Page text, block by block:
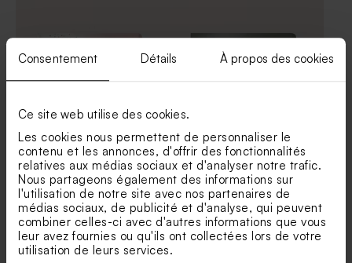
Consentement Détails À propos des cookies
Ce site web utilise des cookies.
Les cookies nous permettent de personnaliser le
contenu et les annonces, d'offrir des fonctionnalités
relatives aux médias sociaux et d'analyser notre trafic.
Nous partageons également des informations sur
l'utilisation de notre site avec nos partenaires de
médias sociaux, de publicité et d'analyse, qui peuvent
combiner celles-ci avec d'autres informations que vous
leur avez fournies ou qu'ils ont collectées lors de votre
utilisation de leurs services.
Tube à bulles communion
Dragées communion
amande – blanches
brillantes - 1kg
Sticker tube à bulles
communion aquarelle rose
gold
Sticker tube à bulle baptême
superposition de prénom